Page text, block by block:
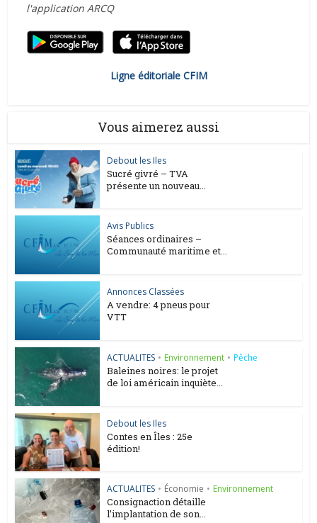
l'application ARCQ
Ligne éditoriale CFIM
Vous aimerez aussi
Debout les Iles
Sucré givré – TVA
présente un nouveau...
Avis Publics
Séances ordinaires –
Communauté maritime et...
Annonces Classées
A vendre: 4 pneus pour
VTT
ACTUALITES • Environnement • Pêche
Baleines noires: le projet
de loi américain inquiète...
Debout les Iles
Contes en Îles : 25e
édition!
ACTUALITES • Économie • Environnement
Consignaction détaille
l’implantation de son...